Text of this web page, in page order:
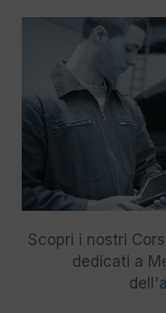
Scopri i nostri
dedicati a